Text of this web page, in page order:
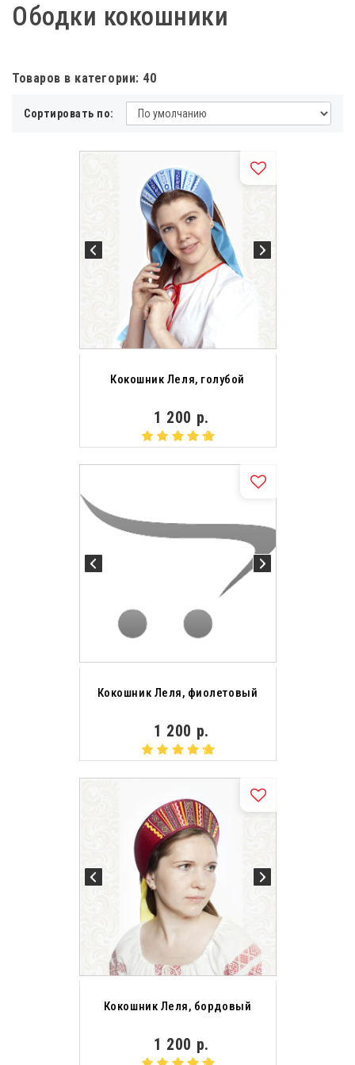
Ободки кокошники
Товаров в категории: 40
Сортировать по:
Кокошник Леля, голубой
1 200 р.
Кокошник Леля, фиолетовый
1 200 р.
Кокошник Леля, бордовый
1 200 р.